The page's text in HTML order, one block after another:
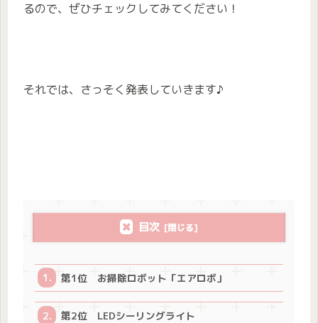
るので、ぜひチェックしてみてください！
それでは、さっそく発表していきます♪
目次
第1位 お掃除ロボット「エアロボ」
第2位 LEDシーリングライト